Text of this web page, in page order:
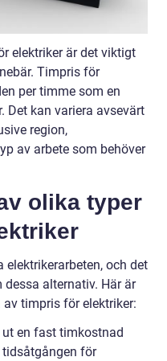
elektriker är det viktigt
Timpris för
per timme som en
Det kan variera avsevärt
region,
av arbete som behöver
olika typer
och det
alternativ. Här är
timpris för elektriker:
en fast timkostnad
för